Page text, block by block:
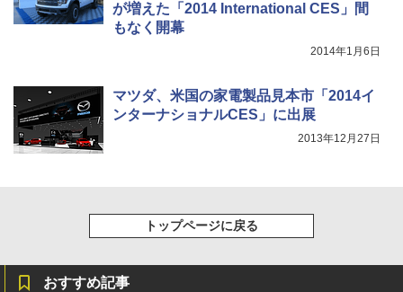
が増えた「2014 International CES」間
もなく開幕
2014年1月6日
マツダ、米国の家電製品見本市「2014イ
ンターナショナルCES」に出展
2013年12月27日
トップページに戻る
おすすめ記事